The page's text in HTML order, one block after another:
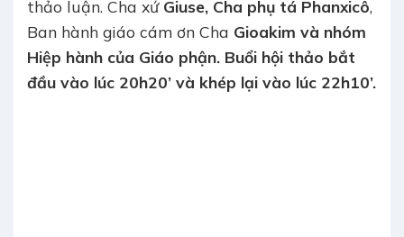
thảo luận. Cha xứ Giuse, Cha phụ tá Phanxicô,
Ban hành giáo cám ơn Cha Gioakim và nhóm
Hiệp hành của Giáo phận. Buổi hội thảo bắt
đầu vào lúc 20h20’ và khép lại vào lúc 22h10’.